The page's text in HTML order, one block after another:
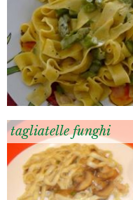
tagliatelle funghi